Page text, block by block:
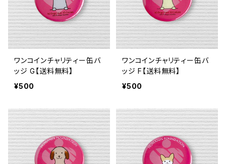
ワンコインチャリティー缶バ
ッジ G【送料無料】
¥500
ワンコインチャリティー缶バ
ッジ F【送料無料】
¥500